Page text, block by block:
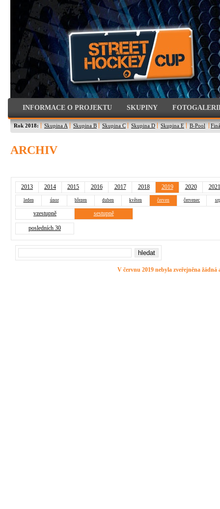
INFORMACE O PROJEKTU SKUPINY
Rok 2018: Skupina A Skupina B Skupina C Skupina D Skupina E B-Pool
ARCHIV
2013 2014 2015 2016 2017 2018 2019 2020 2021
leden únor březen duben květen červen červenec
vzestupně sestupně
posledních 30
V červnu 2019 nebyla zveřejněna žádná